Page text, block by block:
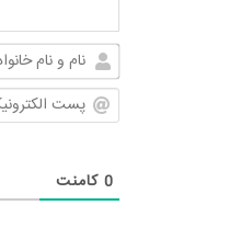
0 کامنت